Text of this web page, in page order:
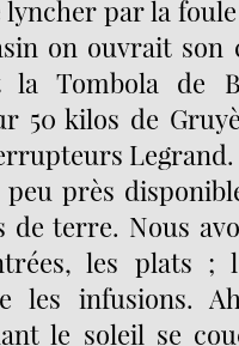
par la
on ouvrait son
la Tombola de
50 kilos de
Legrand.
peu près
de terre. Nous
les plats ;
les infusions.
le soleil se